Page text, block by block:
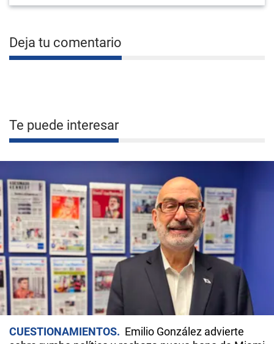
Deja tu comentario
Te puede interesar
CUESTIONAMIENTOS
Emilio González advierte